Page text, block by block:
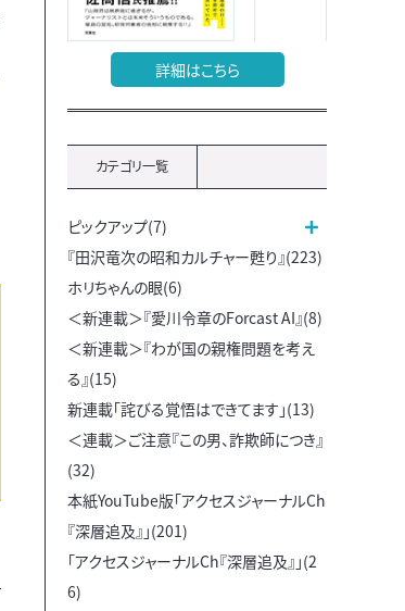
詳細はこちら
カテゴリ一覧
ピックアップ(7)
『田沢竜次の昭和カルチャー甦り』(223)
ホリちゃんの眼(6)
＜新連載＞『愛川令章のForcast AI』(8)
＜新連載＞『わが国の親権問題を考え
る』(15)
新連載「詫びる覚悟はできてます」(13)
＜連載＞ご注意『この男、詐欺師につき』
(32)
本紙YouTube版「アクセスジャーナルCh
『深層追及』」(201)
「アクセスジャーナルCh『深層追及』」(2
6)